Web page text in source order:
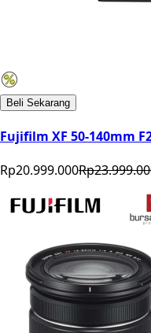
Beli Sekarang
Fujifilm XF 50-140mm
Rp20.999.000